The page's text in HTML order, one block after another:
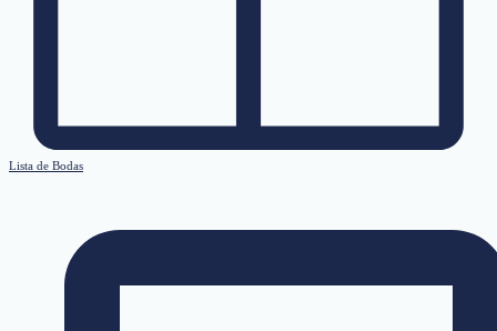
Lista de Bodas